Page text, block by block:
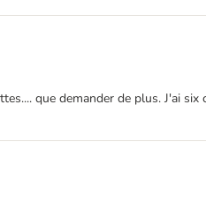
que demander de plus. J'ai